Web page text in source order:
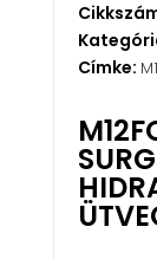
Címke: